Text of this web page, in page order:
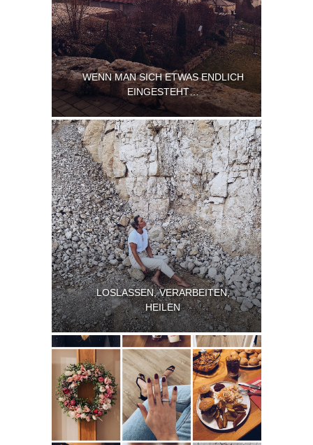
WENN MAN SICH ETWAS ENDLICH
EINGESTEHT…
LOSLASSEN, VERARBEITEN,
HEILEN